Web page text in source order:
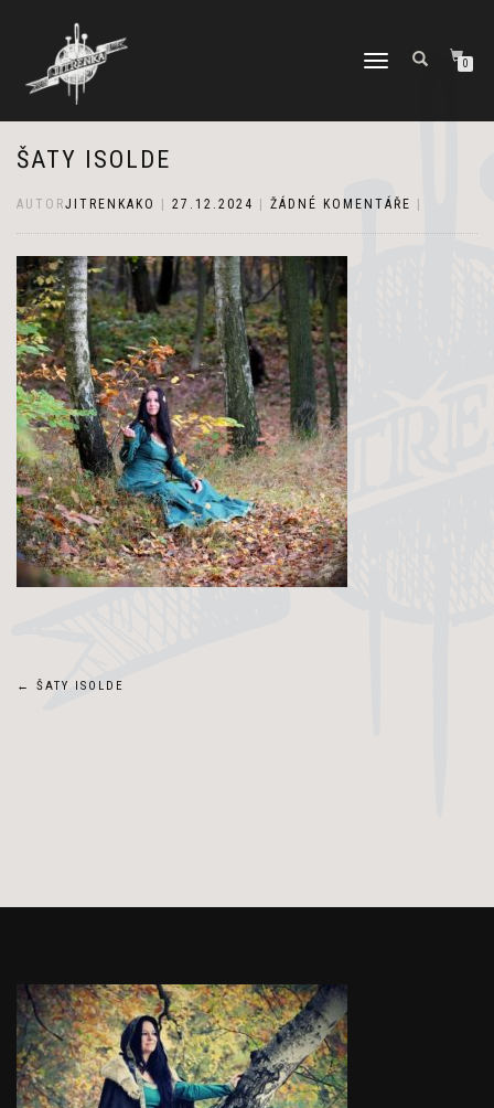
PŘEPNOUT
0
ŠATY ISOLDE
AUTORJITRENKAKO 27.12.2024 ŽÁDNÉ KOMENTÁŘE
Navigace
← ŠATY ISOLDE